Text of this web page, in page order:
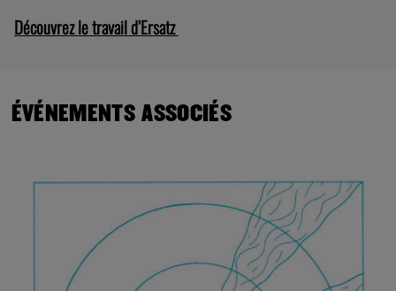
Découvrez le travail d’Ersatz
ÉVÉNEMENTS ASSOCIÉS